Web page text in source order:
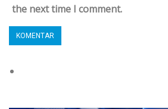
the next time I comment.